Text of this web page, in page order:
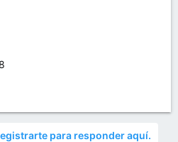
para responder aquí.